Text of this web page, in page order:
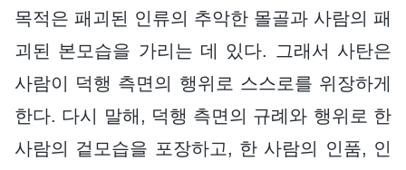
목적은 패괴된 인류의 추악한 몰골과 사람의 패
괴된 본모습을 가리는 데 있다. 그래서 사탄은
사람이 덕행 측면의 행위로 스스로를 위장하게
한다. 다시 말해, 덕행 측면의 규례와 행위로 한
사람의 겉모습을 포장하고, 한 사람의 인품, 인